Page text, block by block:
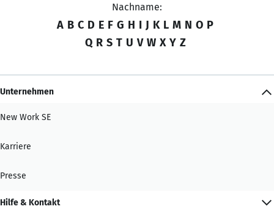
Nachname:
A B C D E F G H I J K L M N O P
Q R S T U V W X Y Z
Unternehmen
New Work SE
Karriere
Presse
Hilfe & Kontakt